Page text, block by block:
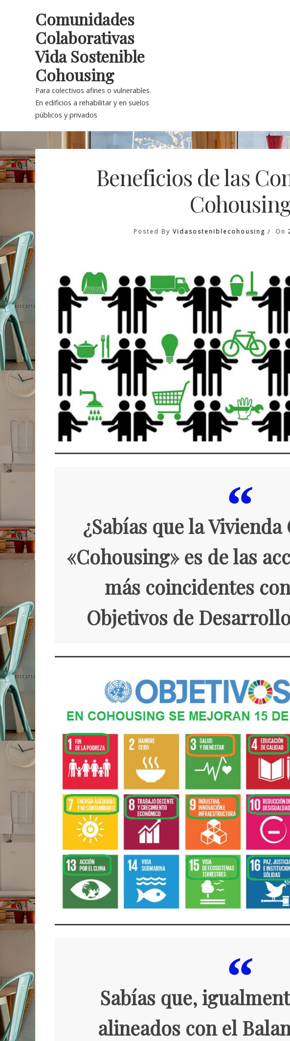
Comunidades
Colaborativas
Vida Sostenible
Cohousing
Para colectivos afines o vulnerables.
En edificios a rehabilitar y en suelos
públicos y privados
Beneficios de las
Posted By Vidasosteniblecohousing On
¿Sabías que la
«Cohousing» es de las
más coincidentes
Objetivos de
Sabías que,
alineados con el